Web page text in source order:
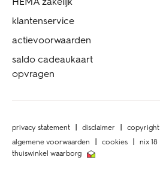
klantenservice
actievoorwaarden
saldo cadeaukaart
opvragen
privacy statement disclaimer
copyright
algemene voorwaarden
cookies
nix 18
thuiswinkel waarborg